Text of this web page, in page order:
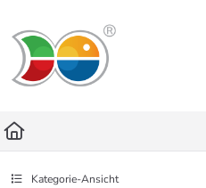
Fetch the complete documentation index at:
Use this file to discover all available pages
Kategorie-Ansicht